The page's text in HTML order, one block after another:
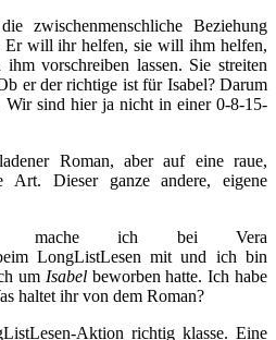
zwischenmenschliche Beziehung
Er will ihr helfen, sie will ihm helfen,
vorschreiben lassen. Sie streiten
er der richtige ist für Isabel? Darum
Wir sind hier ja nicht in einer 0-8-15-
Roman, aber auf eine raue,
Art. Dieser ganze andere, eigene
mache ich bei Vera
LongListLesen mit und ich bin
um Isabelbeworben hatte. Ich habe
haltet ihr von dem Roman?
Aktion richtig klasse. Eine